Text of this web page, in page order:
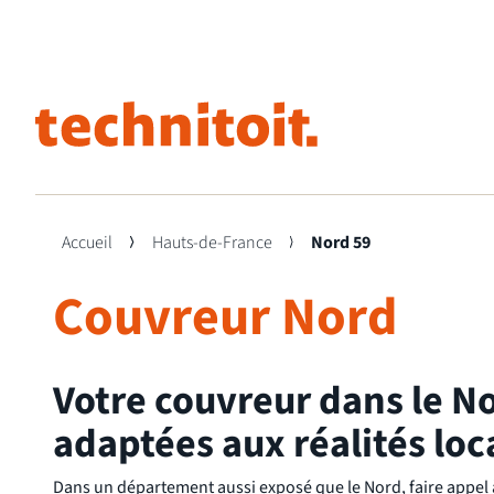
Recherches populaires
Nettoyage toiture
Isolation
Accueil Hauts-de-France Nord 59
Couvreur Nord
Votre couvreur dans le
adaptées aux réalités
Dans un département aussi exposé que le Nord, faire appel